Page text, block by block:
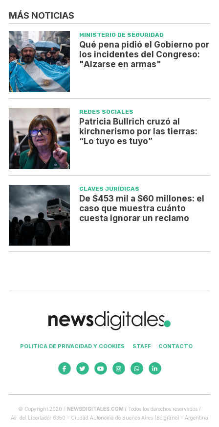
MÁS NOTICIAS
MINISTERIO DE SEGURIDAD
Qué pena pidió el Gobierno por
los incidentes del Congreso:
"Alzarse en armas"
REDES SOCIALES
Patricia Bullrich cruzó al
kirchnerismo por las tierras:
“Lo tuyo es tuyo”
CLAVES JURÍDICAS
De $453 mil a $60 millones: el
caso que muestra cuánto
cuesta ignorar un reclamo
POLITICA DE PRIVACIDAD Y COOKIES STAFF CONTACTO
© Copyright 2020 / NEWSDIGITALES.COM / Todos los derechos reservados /
Av. del Libertador 6350 - Ciudad Autónoma de Buenos Aires (Belgrano) - Argentina